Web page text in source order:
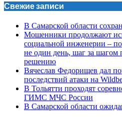
Свежие записи
В Самарской области
Мошенники продолжают
социальной инженерии –
не один день, шаг за
решению
Вячеслав Федорищев дал
последствий атаки на
В Тольятти проходят
ГИМС МЧС России
В Самарской области